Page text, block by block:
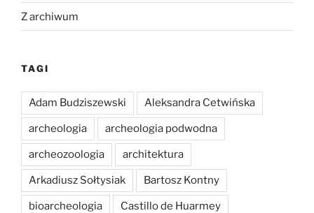
Z archiwum
TAGI
Adam Budziszewski Aleksandra Cetwińska
archeologia archeologia podwodna
archeozoologia architektura
Arkadiusz Sołtysiak Bartosz Kontny
bioarcheologia Castillo de Huarmey